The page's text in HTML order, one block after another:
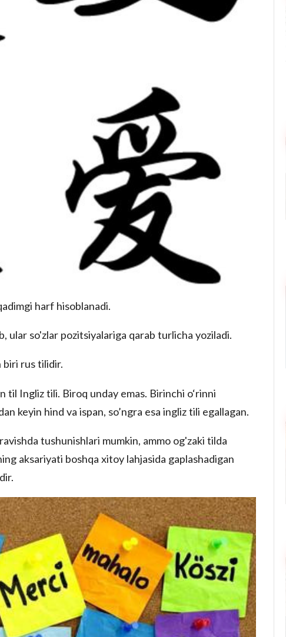
harf hisoblanadi.
ular so'zlar pozitsiyalariga qarab turlicha yoziladi.
biri rus tilidir.
til Ingliz tili. Biroq unday emas. Birinchi o‘rinni
keyin hind va ispan, so’ngra esa ingliz tili egallagan.
tushunishlari mumkin, ammo og'zaki tilda
aksariyati boshqa xitoy lahjasida gaplashadigan